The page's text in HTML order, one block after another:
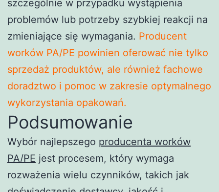
szczególnie w przypadku wystąpienia
problemów lub potrzeby szybkiej reakcji na
zmieniające się wymagania. Producent
worków PA/PE powinien oferować nie tylko
sprzedaż produktów, ale również fachowe
doradztwo i pomoc w zakresie optymalnego
wykorzystania opakowań.
Podsumowanie
Wybór najlepszego producenta worków
PA/PE jest procesem, który wymaga
rozważenia wielu czynników, takich jak